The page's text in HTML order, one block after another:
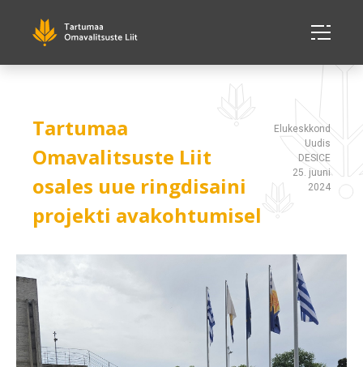
Tartumaa
Omavalitsuste Liit
osales uue ringdisaini
projekti avakohtumisel
Elukeskkond
Uudis
DESICE
25. juuni
2024